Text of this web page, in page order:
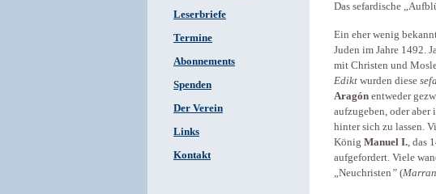
Leserbriefe
Termine
Abonnements
Spenden
Der Verein
Links
Kontakt
Das sefardische
Ein eher wenig
Juden im Jahre 1492.
mit Christen und
Edikt wurden diese
Aragón entweder
aufzugeben, oder
hinter sich zu lassen.
König Manuel I., das
aufgefordert. Viele
„Neuchristen ” (